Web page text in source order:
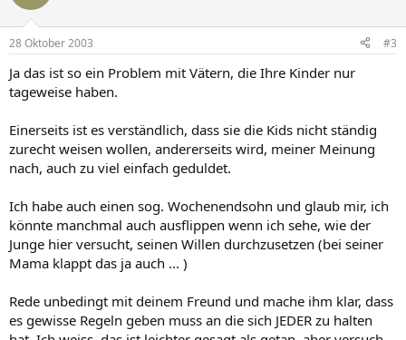
28 Oktober 2003 #3
Ja das ist so ein Problem mit Vätern, die Ihre Kinder nur
tageweise haben.
Einerseits ist es verständlich, dass sie die Kids nicht ständig
zurecht weisen wollen, andererseits wird, meiner Meinung
nach, auch zu viel einfach geduldet.
Ich habe auch einen sog. Wochenendsohn und glaub mir, ich
könnte manchmal auch ausflippen wenn ich sehe, wie der
Junge hier versucht, seinen Willen durchzusetzen (bei seiner
Mama klappt das ja auch ... )
Rede unbedingt mit deinem Freund und mache ihm klar, dass
es gewisse Regeln geben muss an die sich JEDER zu halten